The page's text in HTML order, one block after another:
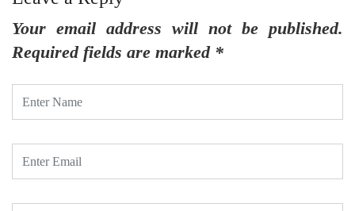
Your email address will not be published.
Required fields are marked *